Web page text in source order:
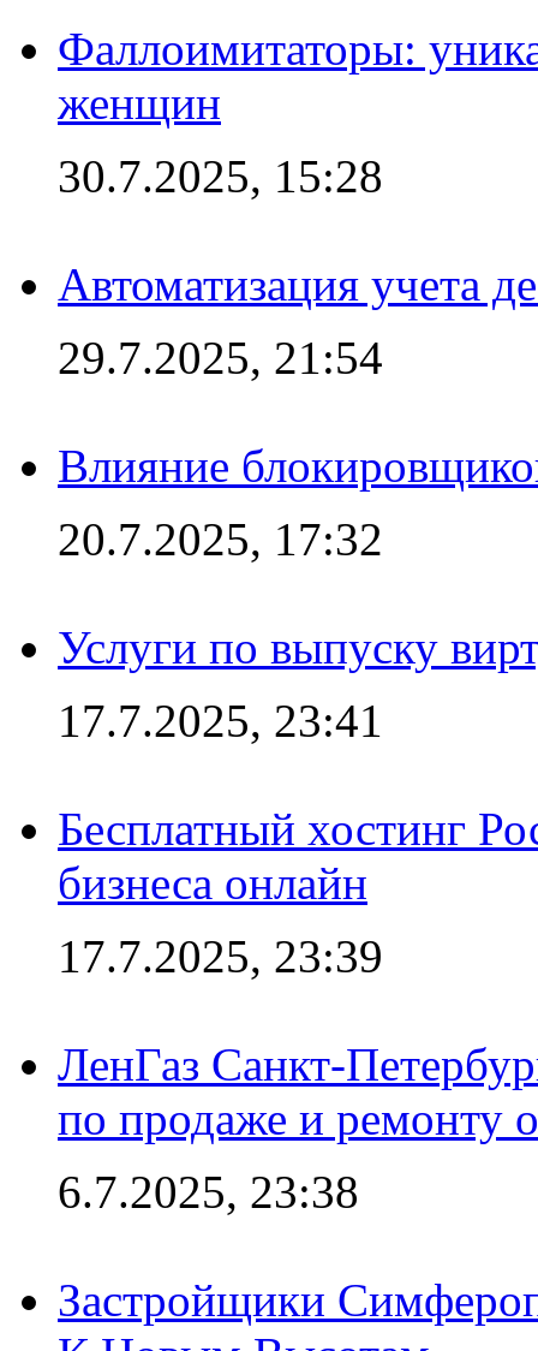
Фаллоимитаторы:
женщин
30.7.2025, 15:28
Автоматизация учета
29.7.2025, 21:54
Влияние
20.7.2025, 17:32
Услуги по выпуску
17.7.2025, 23:41
Бесплатный хостинг
бизнеса онлайн
17.7.2025, 23:39
ЛенГаз Санкт-
по продаже и ремонту
6.7.2025, 23:38
Застройщики